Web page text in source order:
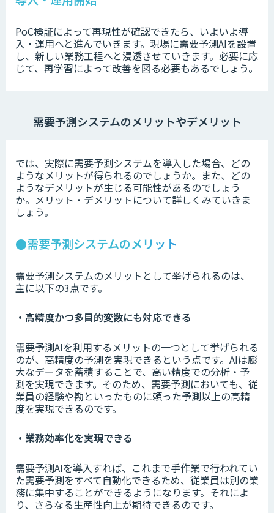
PoC検証によって再現性が確認できたら、いよいよ導
入・運用へと進んでいきます。現場に需要予測AIを設置
し、新しい業務工程へと浸透させていきます。必要に応
じて、再学習によって改善を図る必要もあるでしょう。
需要予測システムのメリットやデメリット
では、実際に需要予測システムを導入した場合、どの
ようなメリットが得られるのでしょうか。また、どの
ようなデメリットが生じる可能性があるのでしょう
か。メリット・デメリットについて詳しくみていきま
しょう。
●需要予測システムのメリット
需要予測システムのメリットとして挙げられるのは、
主に以下の3点です。
・高精度かつ多目的変数にも対応できる
需要予測AIを利用するメリットの一つとして挙げられる
のが、高精度の予測を実現できるという点です。AIは膨
大なデータを蓄積することで、高い精度での分析・予
測を実現できます。そのため、需要予測においても、従
業員の経験や勘といったものに頼った予測以上の高精
度を実現できるのです。
・業務効率化を実現できる
需要予測AIを導入すれば、これまで手作業で行われてい
た需要予測をすべて自動化できるため、従業員は別の業
務に集中することができるようになります。それによ
り、さらなる生産性向上が期待できるのです。